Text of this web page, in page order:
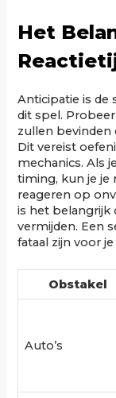
Het
Anticipatie is de
dit spel.
zullen bevinden
Dit vereist
mechanics. Als
timing, kun je je
reageren op
is het belangrijk
vermijden. Een
fataal zijn voor je
Obstakel
Auto’s